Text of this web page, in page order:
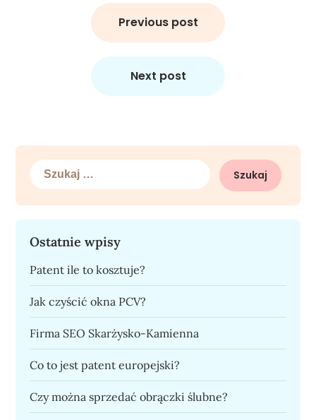
Previous post
Next post
Szukaj:
Ostatnie wpisy
Patent ile to kosztuje?
Jak czyścić okna PCV?
Firma SEO Skarżysko-Kamienna
Co to jest patent europejski?
Czy można sprzedać obrączki ślubne?